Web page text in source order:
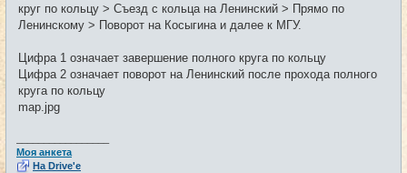
круг по кольцу > Съезд с кольца на Ленинский > Прямо по
Ленинскому > Поворот на Косыгина и далее к МГУ.
Цифра 1 означает завершение полного круга по кольцу
Цифра 2 означает поворот на Ленинский после прохода полного
круга по кольцу
map.jpg
Моя анкета
На Drive'e